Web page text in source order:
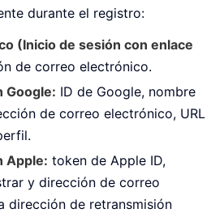
durante el registro:
(Inicio de sesión con enlace
de correo electrónico.
Google: ID de Google, nombre
de correo electrónico, URL
Apple: token de Apple ID,
y dirección de correo
dirección de retransmisión